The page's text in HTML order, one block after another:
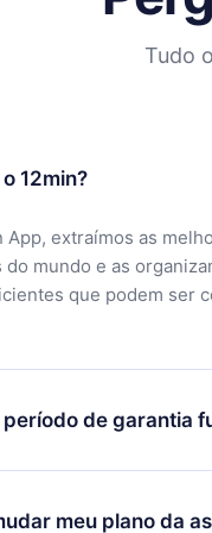
Tudo
12min?
App, extraímos as
do mundo e as
que podem ser
período de garantia
baixar nosso
ficar satisfeito com
meu plano da